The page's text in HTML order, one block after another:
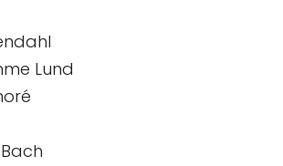
Lund